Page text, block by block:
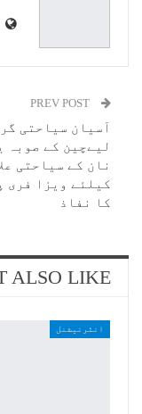
آسیان سیاحتی
لیےچین کے صوبہ
نان کے سیاحتی
کیلئے ویزا فری
کا نفاذ
ALSO LIKE
انٹرنیشنل